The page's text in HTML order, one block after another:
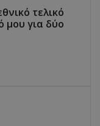
τελικό
μου για δύο